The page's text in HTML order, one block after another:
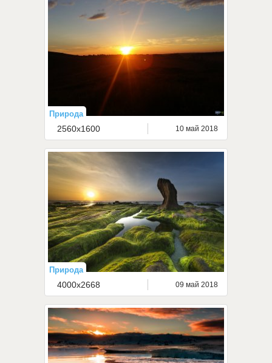
Природа
2560x1600 10 май 2018
Природа
4000x2668 09 май 2018